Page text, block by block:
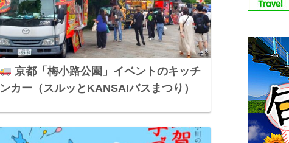
京都「梅小路公園」イベントのキッチ
ンカー（スルッとKANSAIバスまつり）